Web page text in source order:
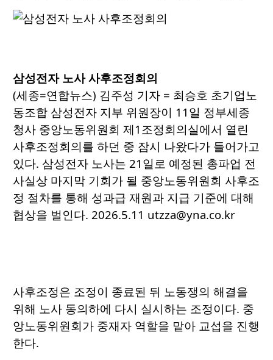
삼성전자 노사 사후조정회의
(세종=연합뉴스) 김주성 기자 = 최승호 초기업노
동조합 삼성전자 지부 위원장이 11일 정부세종
청사 중앙노동위원회 제1조정회의실에서 열린
사후조정회의를 하던 중 잠시 나왔다가 들어가고
있다. 삼성전자 노사는 21일로 예정된 총파업 전
사실상 마지막 기회가 될 중앙노동위원회 사후조
정 절차를 통해 성과급 재원과 지급 기준에 대해
협상을 벌인다. 2026.5.11 utzza@yna.co.kr
사후조정은 조정이 종료된 뒤 노동쟁의 해결을
위해 노사 동의하에 다시 실시하는 조정이다. 중
앙노동위원회가 중재자 역할을 맡아 교섭을 진행
한다.